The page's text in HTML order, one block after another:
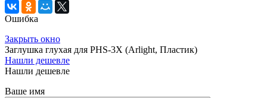
Ошибка
Закрыть окно
Заглушка глухая для PHS-3X (Arlight, Пластик)
Нашли дешевле
Нашли дешевле
Ваше имя